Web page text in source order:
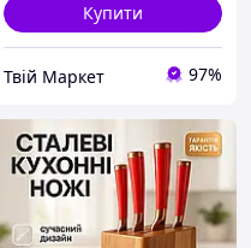
Купити
Твій Маркет 97%